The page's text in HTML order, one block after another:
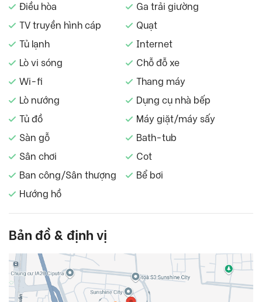
Điều hòa
Ga trải giường
TV truyền hình cáp
Quạt
Tủ lạnh
Internet
Lò vi sóng
Chỗ đỗ xe
Wi-fi
Thang máy
Lò nướng
Dụng cụ nhà bếp
Tủ đồ
Máy giặt/máy sấy
Sàn gỗ
Bath-tub
Sân chơi
Cot
Ban công/Sân thượng
Bể bơi
Hướng hồ
Bản đồ & định vị